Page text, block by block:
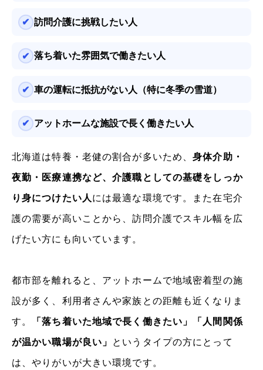
訪問介護に挑戦したい人
落ち着いた雰囲気で働きたい人
車の運転に抵抗がない人（特に冬季の雪道）
アットホームな施設で長く働きたい人
北海道は特養・老健の割合が多いため、身体介助・
夜勤・医療連携など、介護職としての基礎をしっか
り身につけたい人 には最適な環境です。また在宅介
護の需要が高いことから、訪問介護でスキル幅を広
げたい方にも向いています。
都市部を離れると、アットホームで地域密着型の施
設が多く、利用者さんや家族との距離も近くなりま
す。 「落ち着いた地域で長く働きたい」「人間関係
が温かい職場が良い」 というタイプの方にとって
は、やりがいが大きい環境です。